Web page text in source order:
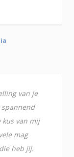
van je
kus van mij
mag
heb jij.